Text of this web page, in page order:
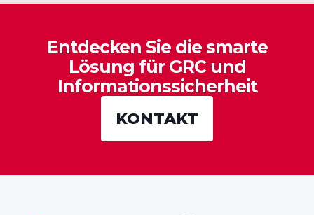
Entdecken Sie die smarte
Lösung für GRC und
Informationssicherheit
KONTAKT